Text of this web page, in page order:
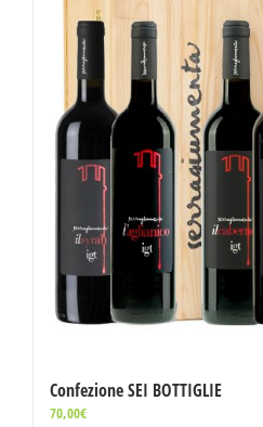
Confezione SEI BOTTIGLIE
70,00€